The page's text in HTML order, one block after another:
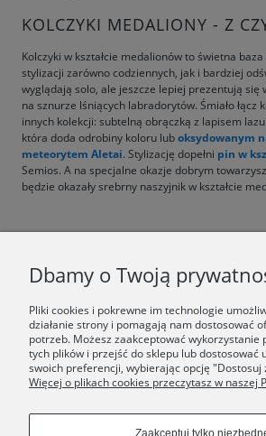
KOLCZYKI MEDALIONY - Z
Kolczyki w kształcie medalionów to świetna
stylizacji zarówno codziennych, jak i bardziej
wyglądają solo, ale jeszcze lepiej prezentują się
na sznurze lśniących labradorytów. Śmiało łącz
innych kolekcji: subtelną obrączką z lapisem
która doda odrobiny koloru luboksydowanym
meteorytem Aletai. Stylizację dopełni pin w
Semios. A na specjalne okazje dobrym
będzie okazały srebrny naszyjnik w kształcie
ŚWIAT ORSKA
Dołącz do nas:
Copyrights © 2024 - ORSKA
Dbamy o Twoją
Pliki cookies i pokrewne im technologie
działanie strony i pomagają nam dostosować
potrzeb. Możesz zaakceptować wykorzystanie
tych plików i przejść do sklepu lub dostosować
swoich preferencji, wybierając opcję "Dostosuj
Więcej o plikach cookies przeczytasz w naszej
Zaakceptuj tylko